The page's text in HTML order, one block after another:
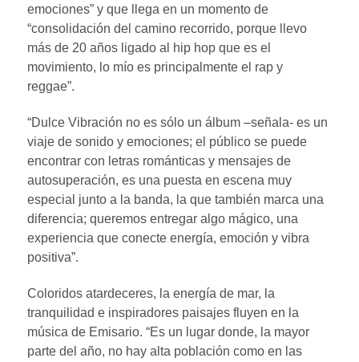
emociones” y que llega en un momento de
“consolidación del camino recorrido, porque llevo
más de 20 años ligado al hip hop que es el
movimiento, lo mío es principalmente el rap y
reggae”.
“Dulce Vibración no es sólo un álbum –señala- es un
viaje de sonido y emociones; el público se puede
encontrar con letras románticas y mensajes de
autosuperación, es una puesta en escena muy
especial junto a la banda, la que también marca una
diferencia; queremos entregar algo mágico, una
experiencia que conecte energía, emoción y vibra
positiva”.
Coloridos atardeceres, la energía de mar, la
tranquilidad e inspiradores paisajes fluyen en la
música de Emisario. “Es un lugar donde, la mayor
parte del año, no hay alta población como en las